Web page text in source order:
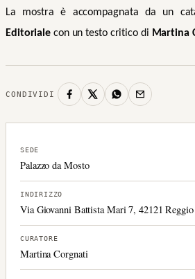
La mostra è accompagnata da un
Editoriale con un testo critico di Martina
CONDIVIDI
SEDE
Palazzo da Mosto
INDIRIZZO
Via Giovanni Battista Mari 7, 42121
CURATORE
Martina Corgnati